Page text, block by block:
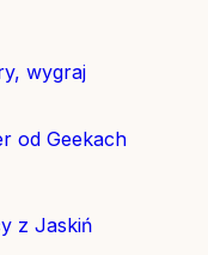
wygraj
od Geekach
z Jaskiń